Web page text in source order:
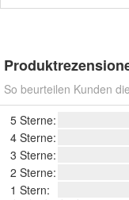
So beurteilen Kunden
5 Sterne:
4 Sterne:
3 Sterne:
2 Sterne:
1 Stern: